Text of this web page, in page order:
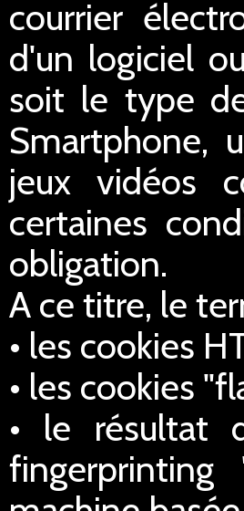
courrier
d'un logiciel
soit le type
Smartphone,
jeux vidéos
certaines
obligation.
A ce titre, le
• les cookies
• les cookies
• le résultat